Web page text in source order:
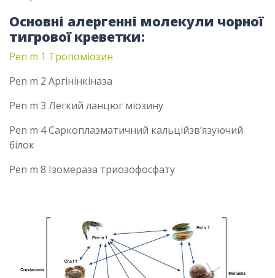
Основні алергенні молекули чорної
тигрової креветки:
Pen m 1 Тропоміозин
Pen m 2 Аргінінкіназа
Pen m 3 Легкий ланцюг міозину
Pen m 4 Саркоплазматичний кальційзв’язуючий
білок
Pen m 8 Ізомераза триозофосфату